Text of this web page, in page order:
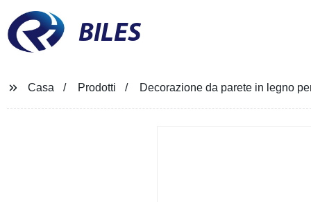
BILES
Casa Prodotti Decorazione da parete in legno